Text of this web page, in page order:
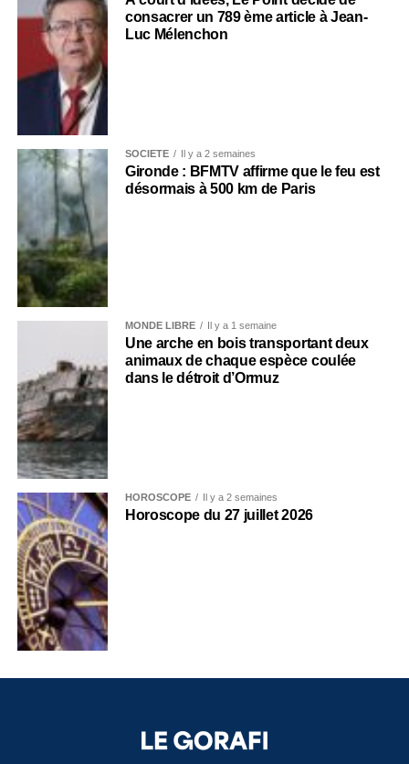
consacrer un 789 ème article à Jean-
Luc Mélenchon
SOCIÉTÉ Il y a 2 semaines
Gironde : BFMTV affirme que le feu est
désormais à 500 km de Paris
MONDE LIBRE Il y a 1 semaine
Une arche en bois transportant deux
animaux de chaque espèce coulée
dans le détroit d’Ormuz
HOROSCOPE Il y a 2 semaines
Horoscope du 27 juillet 2026